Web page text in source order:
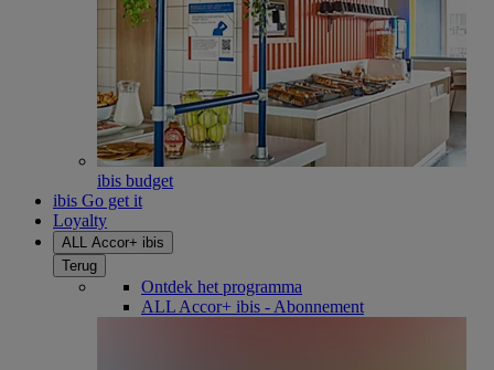
ibis budget
ibis Go get it
Loyalty
ALL Accor+ ibis
Terug
Ontdek het programma
ALL Accor+ ibis - Abonnement